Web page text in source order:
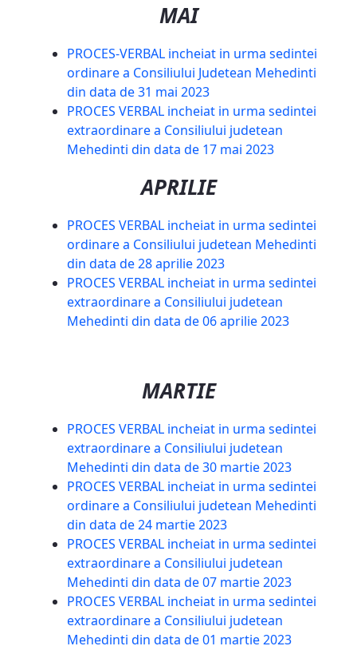
MAI
PROCES-VERBAL incheiat in urma sedintei
ordinare a Consiliului Judetean Mehedinti
din data de 31 mai 2023
PROCES VERBAL incheiat in urma sedintei
extraordinare a Consiliului judetean
Mehedinti din data de 17 mai 2023
APRILIE
PROCES VERBAL incheiat in urma sedintei
ordinare a Consiliului judetean Mehedinti
din data de 28 aprilie 2023
PROCES VERBAL incheiat in urma sedintei
extraordinare a Consiliului judetean
Mehedinti din data de 06 aprilie 2023
MARTIE
PROCES VERBAL incheiat in urma sedintei
extraordinare a Consiliului judetean
Mehedinti din data de 30 martie 2023
PROCES VERBAL incheiat in urma sedintei
ordinare a Consiliului judetean Mehedinti
din data de 24 martie 2023
PROCES VERBAL incheiat in urma sedintei
extraordinare a Consiliului judetean
Mehedinti din data de 07 martie 2023
PROCES VERBAL incheiat in urma sedintei
extraordinare a Consiliului judetean
Mehedinti din data de 01 martie 2023